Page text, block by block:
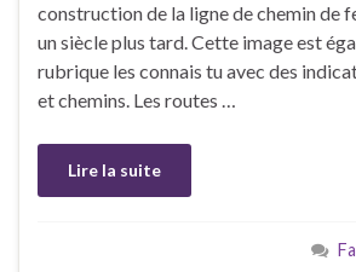
construction de la ligne de chemin de
un siècle plus tard. Cette image est
rubrique les connais tu avec des
et chemins. Les routes …
Lire la suite